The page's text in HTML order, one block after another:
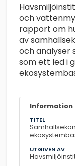
och
rapport om
av
och analyser
som ett led i
Information
TITEL
UTGIVEN AV